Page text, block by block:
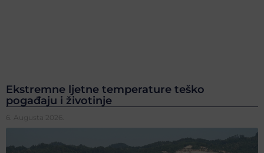
Ekstremne ljetne temperature teško
pogađaju i životinje
6. Augusta 2026.